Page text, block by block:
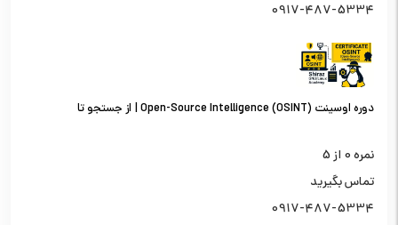
0917-487-5334
دوره اوسینت (OSINT) Open-Source Intelligence | از جستجو تا
نمره0 از 5
تماس بگیرید
0917-487-5334